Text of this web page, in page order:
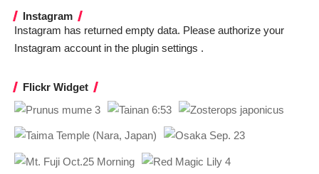
Instagram
Instagram has returned empty data. Please authorize your
Instagram account in the plugin settings .
Flickr Widget